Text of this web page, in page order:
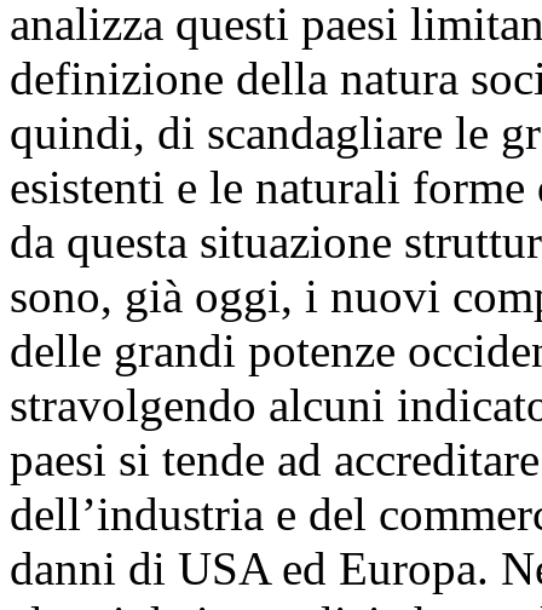
analizza questi paesi
definizione della natura
quindi, di scandagliare le
esistenti e le naturali
da questa situazione
sono, già oggi, i nuovi
delle grandi potenze
stravolgendo alcuni
paesi si tende ad
dell’industria e del
danni di USA ed Europa.